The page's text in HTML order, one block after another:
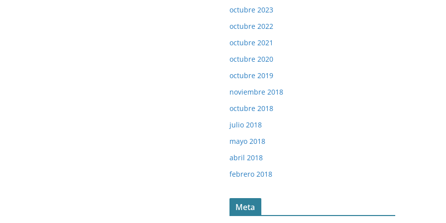
octubre 2023
octubre 2022
octubre 2021
octubre 2020
octubre 2019
noviembre 2018
octubre 2018
julio 2018
mayo 2018
abril 2018
febrero 2018
Meta